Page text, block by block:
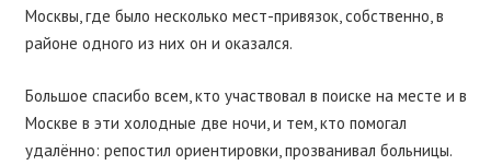
Москвы, где было несколько мест-привязок, собственно, в
районе одного из них он и оказался.
Большое спасибо всем, кто участвовал в поиске на месте и в
Москве в эти холодные две ночи, и тем, кто помогал
удалённо: репостил ориентировки, прозванивал больницы.